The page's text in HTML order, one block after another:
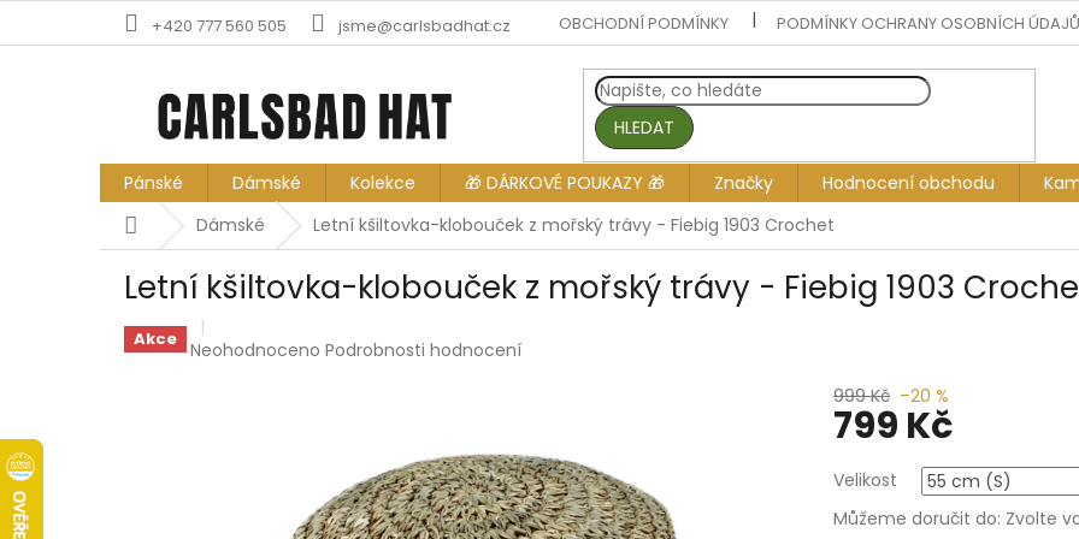
+420 777 560 505 jsme@carlsbadhat.cz OBCHODNÍ PODMÍNKY PODMÍNKY OCHRANY OSOBNÍCH ÚDAJŮ
HLEDAT
Pánské Dámské Kolekce 🎁 DÁRKOVÉ POUKAZY 🎁 Značky Hodnocení obchodu
DomůDámské Letní kšiltovka-klobouček z mořský trávy - Fiebig 1903 Crochet
Letní kšiltovka-klobouček z mořský trávy - Fiebig 1903
Akce Průměrné
Neohodnoceno Podrobnosti hodnocení
999 Kč –20 %
799 Kč
cena:
Velikost
Můžeme doručit do: Zvolte